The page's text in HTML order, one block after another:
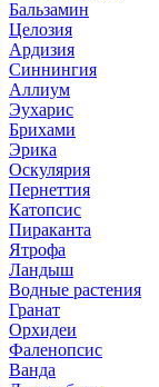
Бальзамин
Целозия
Ардизия
Синнингия
Аллиум
Эухарис
Брихами
Эрика
Оскулярия
Пернеттия
Катопсис
Пираканта
Ятрофа
Ландыш
Водные растения
Гранат
Орхидеи
Фаленопсис
Ванда